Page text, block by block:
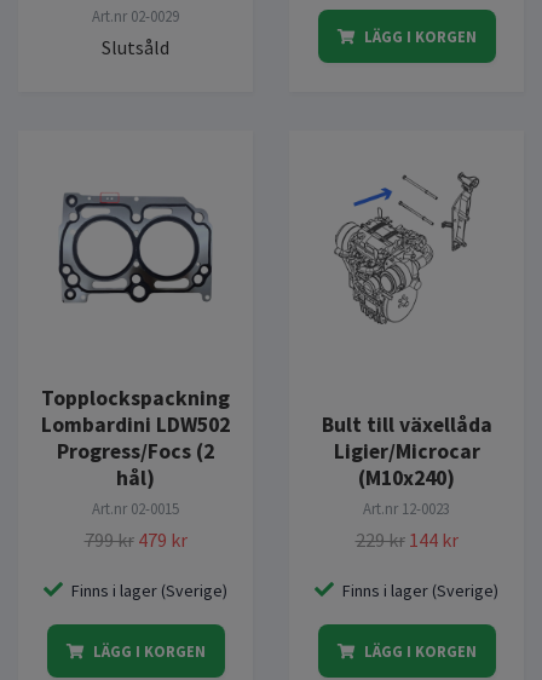
Art.nr 02-0029
Slutsåld LÄGG I KORGEN
Topplockspackning
Lombardini LDW502
Progress/Focs (2
hål)
Art.nr 02-0015
799 kr 479 kr
Finns i lager (Sverige)
LÄGG I KORGEN
Bult till växellåda
Ligier/Microcar
(M10x240)
Art.nr 12-0023
229 kr 144 kr
Finns i lager (Sverige)
LÄGG I KORGEN